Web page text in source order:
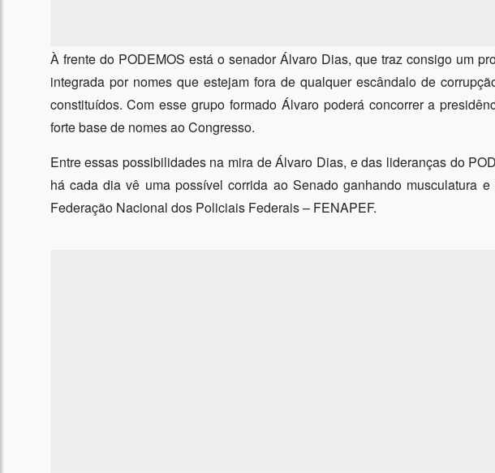
À frente do PODEMOS está o senador Álvaro Dias, que traz consigo um
integrada por nomes que estejam fora de qualquer escândalo de
constituídos. Com esse grupo formado Álvaro poderá concorrer a
forte base de nomes ao Congresso.
Entre essas possibilidades na mira de Álvaro Dias, e das lideranças do
há cada dia vê uma possível corrida ao Senado ganhando musculatura
Federação Nacional dos Policiais Federais – FENAPEF.